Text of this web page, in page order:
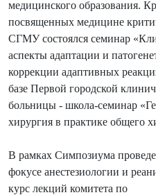
медицинского образования.
посвященных медицине
СГМУ состоялся семинар
аспекты адаптации и
коррекции адаптивных
базе Первой городской
больницы - школа-семинар
хирургия в практике общего
В рамках Симпозиума
фокусе анестезиологии и
курс лекций комитета по